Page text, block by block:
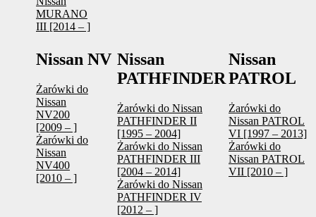
MURANO
III [2014 – ]
Nissan NV
Żarówki do
Nissan
NV200
[2009 – ]
Żarówki do
Nissan
NV400
[2010 – ]
Nissan
PATHFINDER
Żarówki do Nissan
PATHFINDER II
[1995 – 2004]
Żarówki do Nissan
PATHFINDER III
[2004 – 2014]
Żarówki do Nissan
PATHFINDER IV
[2012 – ]
Nissan
PATROL
Żarówki do
Nissan PATROL
VI [1997 – 2013]
Żarówki do
Nissan PATROL
VII [2010 – ]